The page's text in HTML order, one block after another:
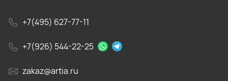
+7(495) 627-77-11
+7(926) 544-22-25
zakaz@artia.ru